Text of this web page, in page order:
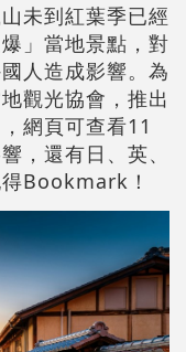
未到紅葉季已經
」當地景點，對
人造成影響。為
觀光協會，推出
網頁可查看11
，還有日、英、
Bookmark！